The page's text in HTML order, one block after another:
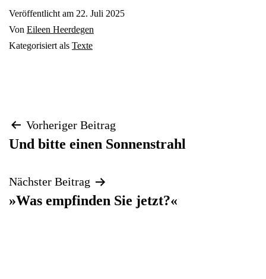
Veröffentlicht am 22. Juli 2025
Von Eileen Heerdegen
Kategorisiert als Texte
Beitragsnavigation
Vorheriger Beitrag
Und bitte einen Sonnenstrahl
Nächster Beitrag
»Was empfinden Sie jetzt?«